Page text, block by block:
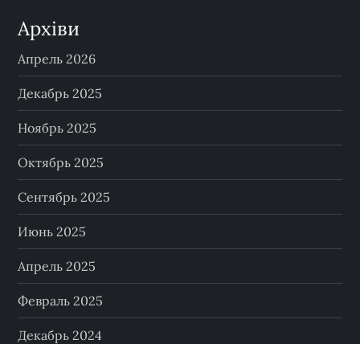
н
а
ц
и
я
з
а
п
и
Архіви
Апрель 2026
Декабрь 2025
Ноябрь 2025
Октябрь 2025
Сентябрь 2025
Июнь 2025
Апрель 2025
Февраль 2025
Декабрь 2024